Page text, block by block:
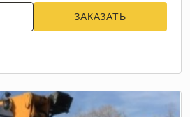
ЗАКАЗАТЬ